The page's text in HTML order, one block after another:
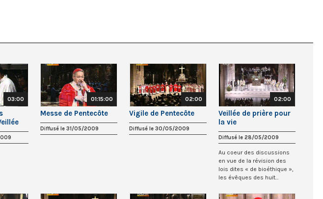
03:00 01:15:00
Messe de Pentecôte
Diffusé le 31/05/2009
02:00
Vigile de Pentecôte
Diffusé le 30/05/2009
02:00
Veillée de prière pour
la vie
Diffusé le 28/05/2009
Au coeur des discussions
en vue de la révision des
lois dites « de bioéthique »,
les évêques des huit